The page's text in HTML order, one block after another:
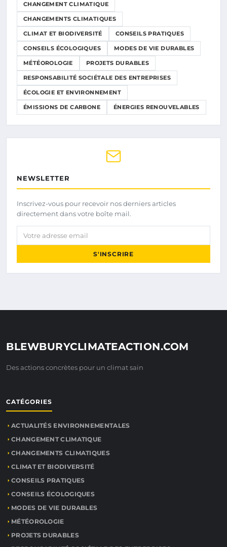
CHANGEMENT CLIMATIQUE
CHANGEMENTS CLIMATIQUES
CLIMAT ET BIODIVERSITÉ CONSEILS PRATIQUES
CONSEILS ÉCOLOGIQUES MODES DE VIE DURABLES
MÉTÉOROLOGIE PROJETS DURABLES
RESPONSABILITÉ SOCIÉTALE DES ENTREPRISES
ÉCOLOGIE ET ENVIRONNEMENT
ÉMISSIONS DE CARBONE ÉNERGIES RENOUVELABLES
NEWSLETTER
Inscrivez-vous pour recevoir nos derniers articles
directement dans votre boîte mail.
Votre adresse email
S'INSCRIRE
BLEWBURYCLIMATEACTION.COM
Des actions concrètes pour un climat sain
CATÉGORIES
ACTUALITÉS ENVIRONNEMENTALES
CHANGEMENT CLIMATIQUE
CHANGEMENTS CLIMATIQUES
CLIMAT ET BIODIVERSITÉ
CONSEILS PRATIQUES
CONSEILS ÉCOLOGIQUES
MODES DE VIE DURABLES
MÉTÉOROLOGIE
PROJETS DURABLES